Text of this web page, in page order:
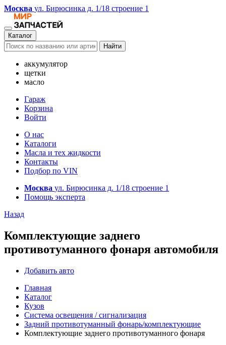
Москва ул. Бирюсинка д. 1/18 строение 1
Каталог
Найти
аккумулятор
щетки
масло
Гараж
Корзина
Войти
О нас
Каталоги
Масла и тех жидкости
Контакты
Подбор по VIN
Москва ул. Бирюсинка д. 1/18 строение 1
Помощь эксперта
Назад
Комплектующие заднего
противотуманного фонаря автомобиля
Добавить авто
Главная
Каталог
Кузов
Система освещения / сигнализация
Задний противотуманный фонарь/комплектующие
Комплектующие заднего противотуманного фонаря